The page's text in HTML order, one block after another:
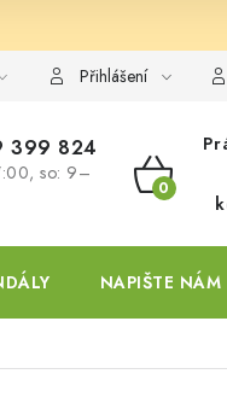
Přihlášení
399 824
so: 9–
KOŠÍK
NAPIŠTE NÁM